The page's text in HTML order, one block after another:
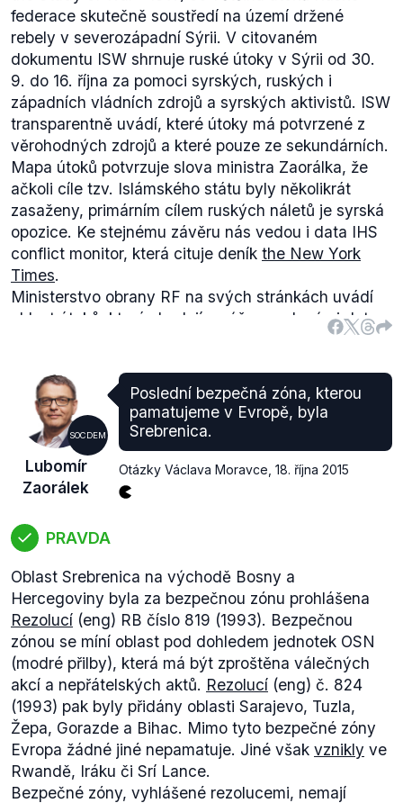
federace skutečně soustředí na území držené
rebely v severozápadní Sýrii. V citovaném
dokumentu ISW shrnuje ruské útoky v Sýrii od 30.
9. do 16. října za pomoci syrských, ruských i
západních vládních zdrojů a syrských aktivistů. ISW
transparentně uvádí, které útoky má potvrzené z
věrohodných zdrojů a které pouze ze sekundárních.
Mapa útoků potvrzuje slova ministra Zaorálka, že
ačkoli cíle tzv. Islámského státu byly několikrát
zasaženy, primárním cílem ruských náletů je syrská
opozice. Ke stejnému závěru nás vedou i data IHS
conflict monitor, která cituje deník the New York
Times.
Ministerstvo obrany RF na svých stránkách uvádí
oblast útoků, která shodují s výše uvedenými daty,
ale tvrdí, že cílem je výhradně Islámský stát (např.
zahraničí Sergeje Lavrova je zřejmé, že ruská
identifikace cílů není příliš sofistikovaná ("Pokud to
vypadá jako terorista, chová se to jako terorista,
chodí to jako terorista, bojuje to jako terorista, pak je
to jistě terorista, ne?"). Výrok ministra Zaorálka tedy
hodnotíme jako pravdivý.
Zdroj: Institute fot the Study of War
SOCDEM
Lubomír
Zaorálek
Poslední bezpečná zóna, kterou
pamatujeme v Evropě, byla
Srebrenica.
Otázky Václava Moravce 18. října 2015
PRAVDA
Oblast Srebrenica na východě Bosny a
Hercegoviny byla za bezpečnou zónu prohlášena
Rezolucí (eng) RB číslo 819 (1993). Bezpečnou
zónou se míní oblast pod dohledem jednotek OSN
(modré přilby), která má být zproštěna válečných
akcí a nepřátelských aktů. Rezolucí (eng) č. 824
(1993) pak byly přidány oblasti Sarajevo, Tuzla,
Žepa, Gorazde a Bihac. Mimo tyto bezpečné zóny
Evropa žádné jiné nepamatuje. Jiné však vznikly ve
Rwandě, Iráku či Srí Lance.
Bezpečné zóny, vyhlášené rezolucemi, nemají